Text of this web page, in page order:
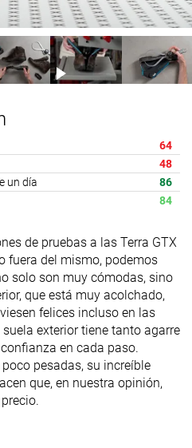
64
48
un día
86
84
de pruebas a las Terra GTX
fuera del mismo, podemos
solo son muy cómodas, sino
que está muy acolchado,
felices incluso en las
exterior tiene tanto agarre
en cada paso.
pesadas, su increíble
que, en nuestra opinión,